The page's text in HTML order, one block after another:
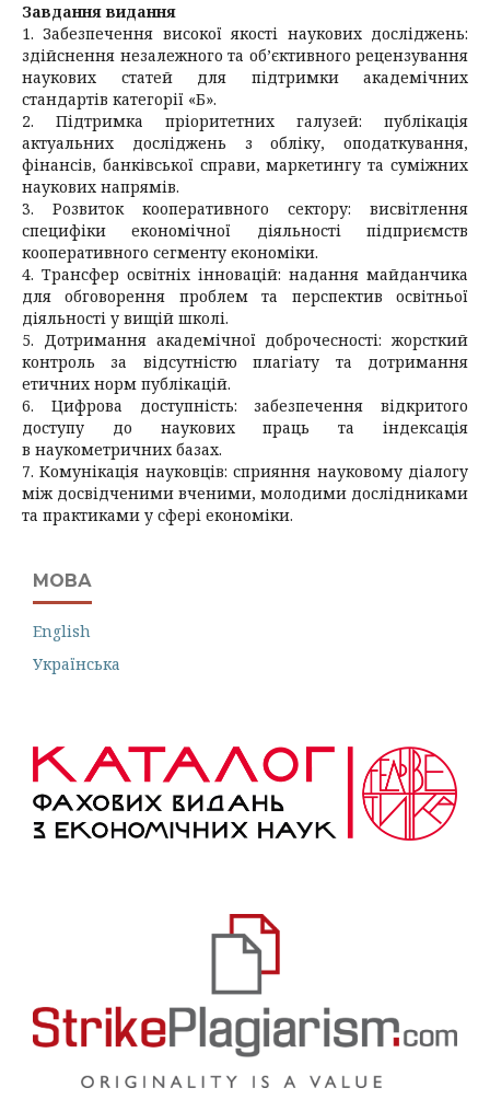
Завдання видання
1. Забезпечення високої якості наукових досліджень:
здійснення незалежного та об’єктивного рецензування
наукових статей для підтримки академічних
стандартів категорії «Б».
2. Підтримка пріоритетних галузей: публікація
актуальних досліджень з обліку, оподаткування,
фінансів, банківської справи, маркетингу та суміжних
наукових напрямів.
3. Розвиток кооперативного сектору: висвітлення
специфіки економічної діяльності підприємств
кооперативного сегменту економіки.
4. Трансфер освітніх інновацій: надання майданчика
для обговорення проблем та перспектив освітньої
діяльності у вищій школі.
5. Дотримання академічної доброчесності: жорсткий
контроль за відсутністю плагіату та дотримання
етичних норм публікацій.
6. Цифрова доступність: забезпечення відкритого
доступу до наукових праць та індексація
в наукометричних базах.
7. Комунікація науковців: сприяння науковому діалогу
між досвідченими вченими, молодими дослідниками
та практиками у сфері економіки.
МОВА
English
Українська